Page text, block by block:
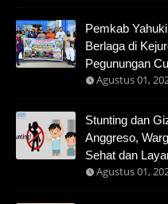
Pemkab
Berlaga di
Pegunungan
Agustus 01,
Stunting dan
Anggreso,
Sehat dan
Agustus 01,